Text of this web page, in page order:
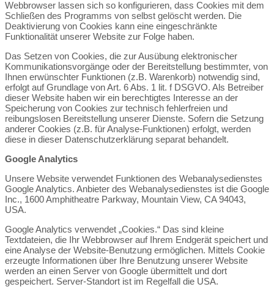
Webbrowser lassen sich so konfigurieren, dass Cookies mit dem
Schließen des Programms von selbst gelöscht werden. Die
Deaktivierung von Cookies kann eine eingeschränkte
Funktionalität unserer Website zur Folge haben.
Das Setzen von Cookies, die zur Ausübung elektronischer
Kommunikationsvorgänge oder der Bereitstellung bestimmter, von
Ihnen erwünschter Funktionen (z.B. Warenkorb) notwendig sind,
erfolgt auf Grundlage von Art. 6 Abs. 1 lit. f DSGVO. Als Betreiber
dieser Website haben wir ein berechtigtes Interesse an der
Speicherung von Cookies zur technisch fehlerfreien und
reibungslosen Bereitstellung unserer Dienste. Sofern die Setzung
anderer Cookies (z.B. für Analyse-Funktionen) erfolgt, werden
diese in dieser Datenschutzerklärung separat behandelt.
Google Analytics
Unsere Website verwendet Funktionen des Webanalysedienstes
Google Analytics. Anbieter des Webanalysedienstes ist die Google
Inc., 1600 Amphitheatre Parkway, Mountain View, CA 94043,
USA.
Google Analytics verwendet „Cookies.“ Das sind kleine
Textdateien, die Ihr Webbrowser auf Ihrem Endgerät speichert und
eine Analyse der Website-Benutzung ermöglichen. Mittels Cookie
erzeugte Informationen über Ihre Benutzung unserer Website
werden an einen Server von Google übermittelt und dort
gespeichert. Server-Standort ist im Regelfall die USA.